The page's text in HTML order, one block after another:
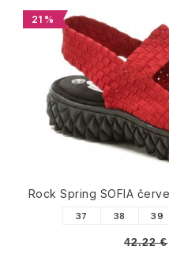
21 %
Rock Spring SOFIA
37 38 39
42.22 €